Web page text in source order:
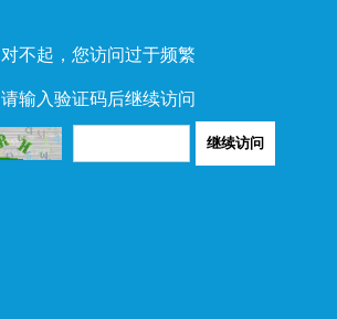
对不起，您访问过于频繁
请输入验证码后继续访问
继续访问